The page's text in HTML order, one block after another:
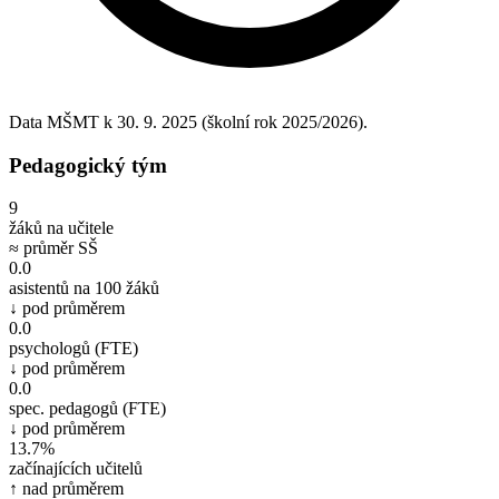
Data MŠMT k 30. 9. 2025 (školní rok 2025/2026).
Pedagogický tým
9
žáků na učitele
≈ průměr SŠ
0.0
asistentů na 100 žáků
↓ pod průměrem
0.0
psychologů (FTE)
↓ pod průměrem
0.0
spec. pedagogů (FTE)
↓ pod průměrem
13.7%
začínajících učitelů
↑ nad průměrem